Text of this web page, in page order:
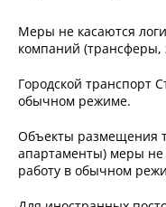
Меры не касаются
компаний (трансферы,
Городской транспорт
обычном режиме.
Объекты размещения
апартаменты) меры
работу в обычном